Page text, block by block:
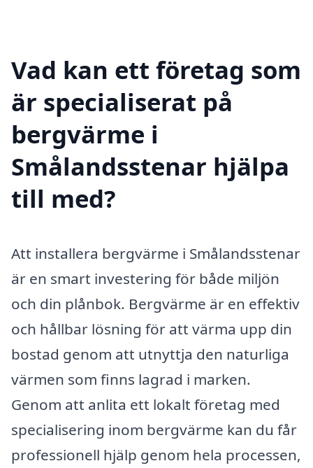
Vad kan ett företag som
är specialiserat på
bergvärme i
Smålandsstenar hjälpa
till med?
Att installera bergvärme i Smålandsstenar
är en smart investering för både miljön
och din plånbok. Bergvärme är en effektiv
och hållbar lösning för att värma upp din
bostad genom att utnyttja den naturliga
värmen som finns lagrad i marken.
Genom att anlita ett lokalt företag med
specialisering inom bergvärme kan du får
professionell hjälp genom hela processen,